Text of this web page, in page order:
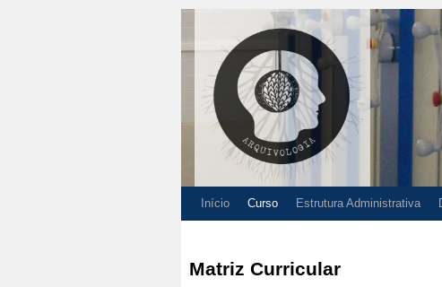
Início Curso Estrutura Administrativa
Matriz Curricular